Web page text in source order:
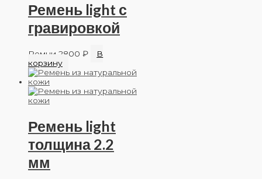
Ремень light с
гравировкой
Ремни 2800 ₽
В
корзину
Ремень light
толщина 2.2
мм